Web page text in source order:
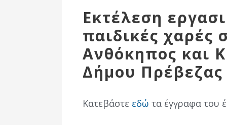
Δημοτικές
Ενότητες
Εκτέλεση
παιδικές χαρές
Ανθόκηπος και
Δήμου Πρέβεζας
Κατεβάστε εδώ τα έγγραφα του